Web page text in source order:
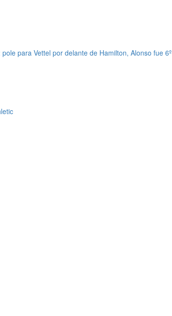
para Vettel por delante de Hamilton, Alonso fue 6º